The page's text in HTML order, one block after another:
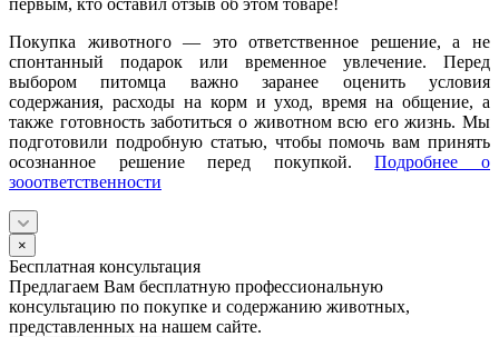
Покупка животного — это ответственное решение, а не
спонтанный подарок или временное увлечение. Перед
выбором питомца важно заранее оценить условия
содержания, расходы на корм и уход, время на общение, а
также готовность заботиться о животном всю его жизнь. Мы
подготовили подробную статью, чтобы помочь вам принять
осознанное решение перед покупкой.Подробнее о
зооответственности
×
Бесплатная консультация
Предлагаем Вам бесплатную профессиональную
консультацию по покупке и содержанию животных,
представленных на нашем сайте.